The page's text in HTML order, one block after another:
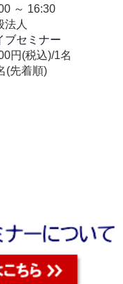
～ 16:30
法人
ブセミナー
円(税込)/1名
(先着順)